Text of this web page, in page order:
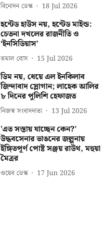
বিনোদন ডেস্ক 18 Jul 2026
হন্টেড হাউস নয়, হন্টেড মাইন্ড:
চেতনা দখলের রাজনীতি ও
‘ইনসিডিয়াস’
তমাল বোস 15 Jul 2026
ডিম নয়, ধেয়ে এল ইনকিলাব
জিন্দাবাদ স্লোগান; লাহেক আলির
৮ দিনের পুলিশি হেফাজত
নিজস্ব সংবাদদাতা 13 Jul 2026
'এত সস্তায় যাচ্ছেন কেন?'
উদ্ধবসেনার ভাঙনের জল্পনায়
ইঙ্গিতপূর্ণ পোষ্ট সঞ্জয় রাউথ, মহুয়া
মৈত্রর
ওয়েব ডেস্ক 17 Jun 2026